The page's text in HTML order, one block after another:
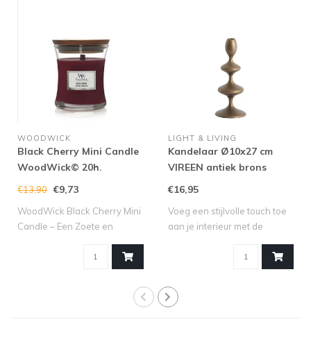
WOODWICK
Black Cherry Mini Candle
WoodWick© 20h.
€13,90 €9,73
WoodWick Black Cherry Mini
Candle – Een Zoete en
LIGHT & LIVING
Kandelaar Ø10x27 cm
VIREEN antiek brons
€16,95
Voeg een stijlvolle touch toe
aan je interieur met de